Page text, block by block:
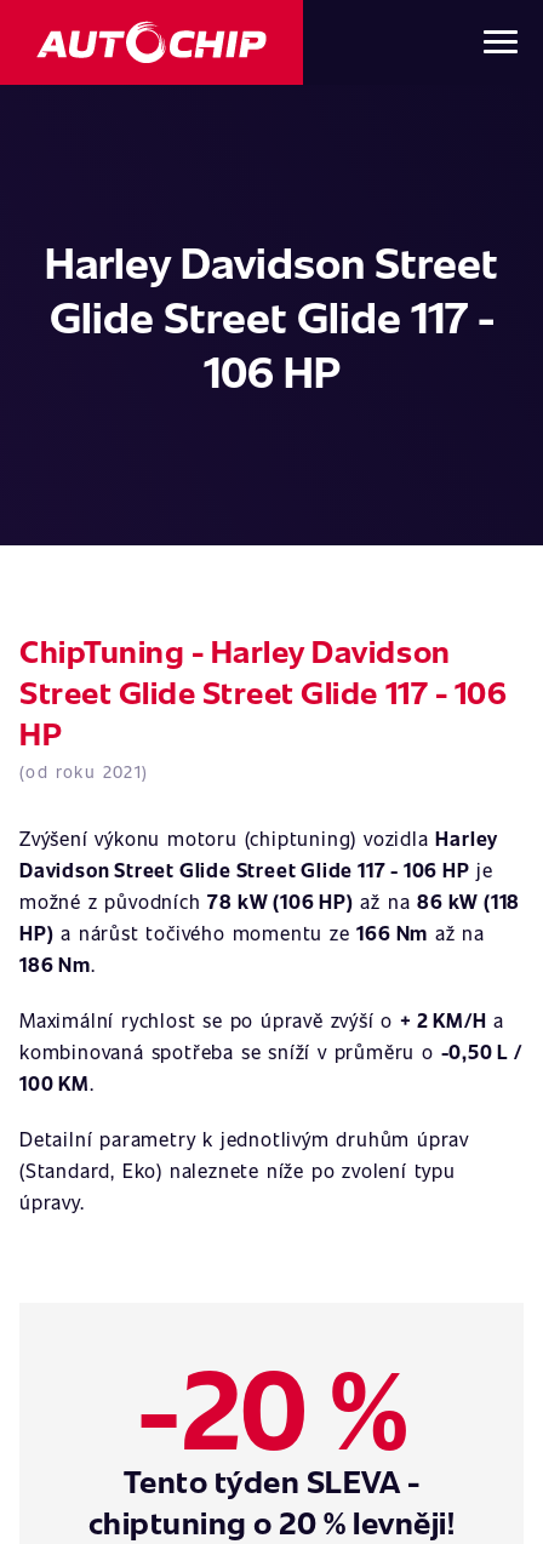
Harley Davidson Street
Glide Street Glide 117 -
106 HP
ChipTuning - Harley Davidson
Street Glide Street Glide 117 - 106
HP
(od roku 2021)
Zvýšení výkonu motoru (chiptuning) vozidlaHarley
Davidson Street Glide Street Glide 117 - 106 HP je
možné z původních78 kW (106 HP) až na86 kW (118
HP) a nárůst točivého momentu ze166 Nm až na
186 Nm.
Maximální rychlost se po úpravě zvýší o + 2 KM/H a
kombinovaná spotřeba se sníží v průměru o -0,50 L /
100 KM.
Detailní parametry k jednotlivým druhům úprav
(Standard, Eko) naleznete níže po zvolení typu
úpravy.
-20 %
Tento týden SLEVA -
chiptuning o 20 % levněji!